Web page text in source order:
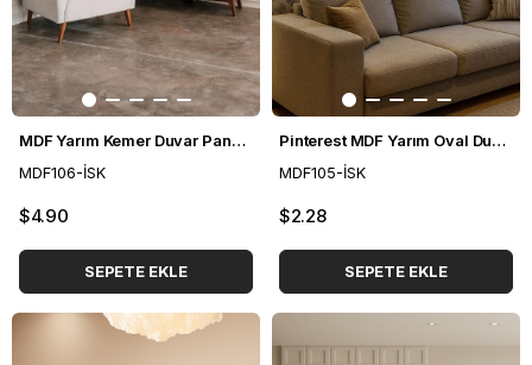
MDF Yarım Kemer Duvar Paneli 54*104 cm
MDF106-İSK
$4.90
SEPETE EKLE
Pinterest MDF Yarım Oval Duvar Paneli 36*88 cm
MDF105-İSK
$2.28
SEPETE EKLE